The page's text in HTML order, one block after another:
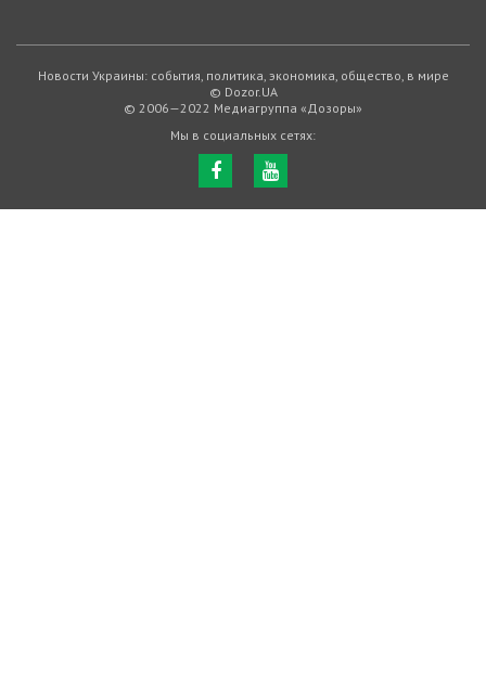
Новости Украины: события, политика, экономика, общество, в мире
© Dozor.UA
© 2006—2022 Медиагруппа «Дозоры»
Мы в социальных сетях: